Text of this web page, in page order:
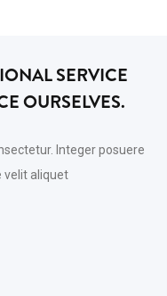
SERVICE
OURSELVES.
Integer posuere
velit aliquet